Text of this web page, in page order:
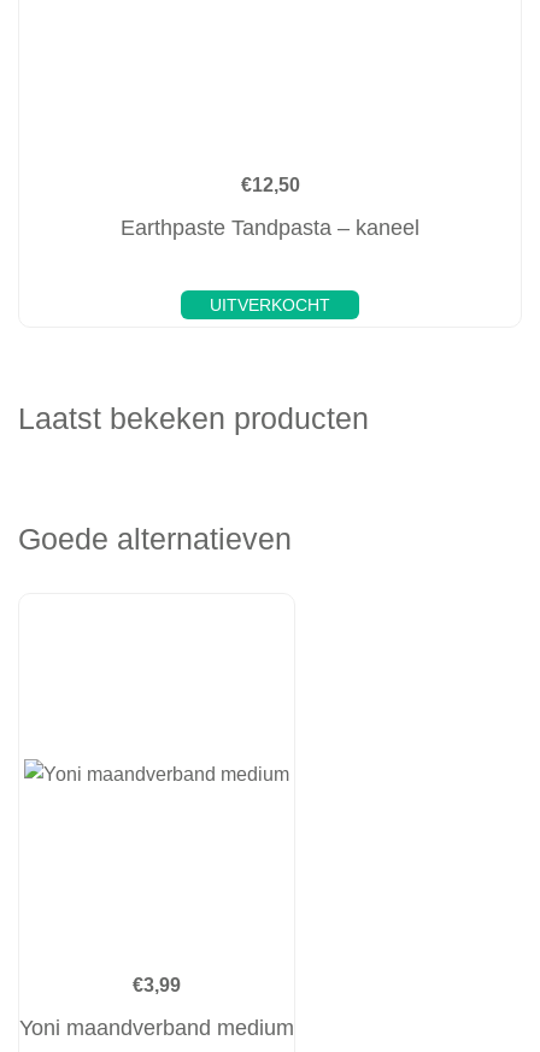
€12,50
Earthpaste Tandpasta – kaneel
UITVERKOCHT
Laatst bekeken producten
Goede alternatieven
€3,99
Yoni maandverband medium